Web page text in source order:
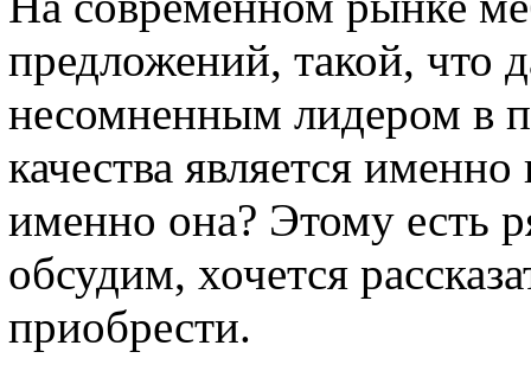
предложений, такой, что
несомненным лидером в
качества является
именно она? Этому есть
обсудим, хочется
приобрести.